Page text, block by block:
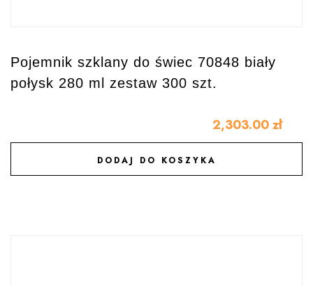
Pojemnik szklany do świec 70848 biały
połysk 280 ml zestaw 300 szt.
2,303.00 zł
DODAJ DO KOSZYKA
DODAJ DO ULUBIONYCH